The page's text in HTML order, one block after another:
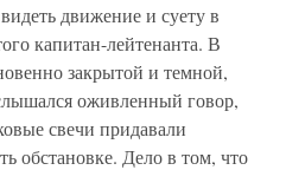
движение и суету в
капитан-лейтенанта. В
закрытой и темной,
оживленный говор,
свечи придавали
обстановке. Дело в том, что